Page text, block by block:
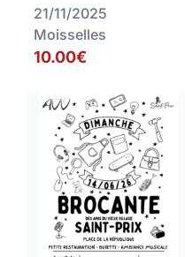
21/11/2025
Moisselles
10.00€